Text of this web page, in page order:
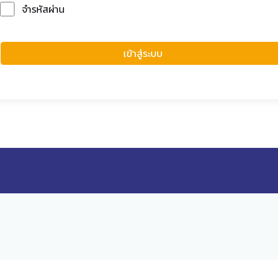
จำรหัสผ่าน
เข้าสู่ระบบ